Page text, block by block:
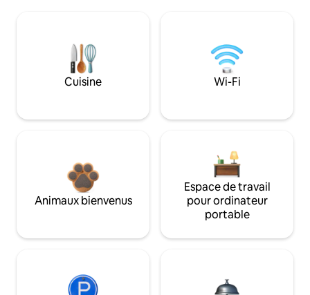
Cuisine Wi-Fi
Animaux bienvenus
Espace de travail
pour ordinateur
portable